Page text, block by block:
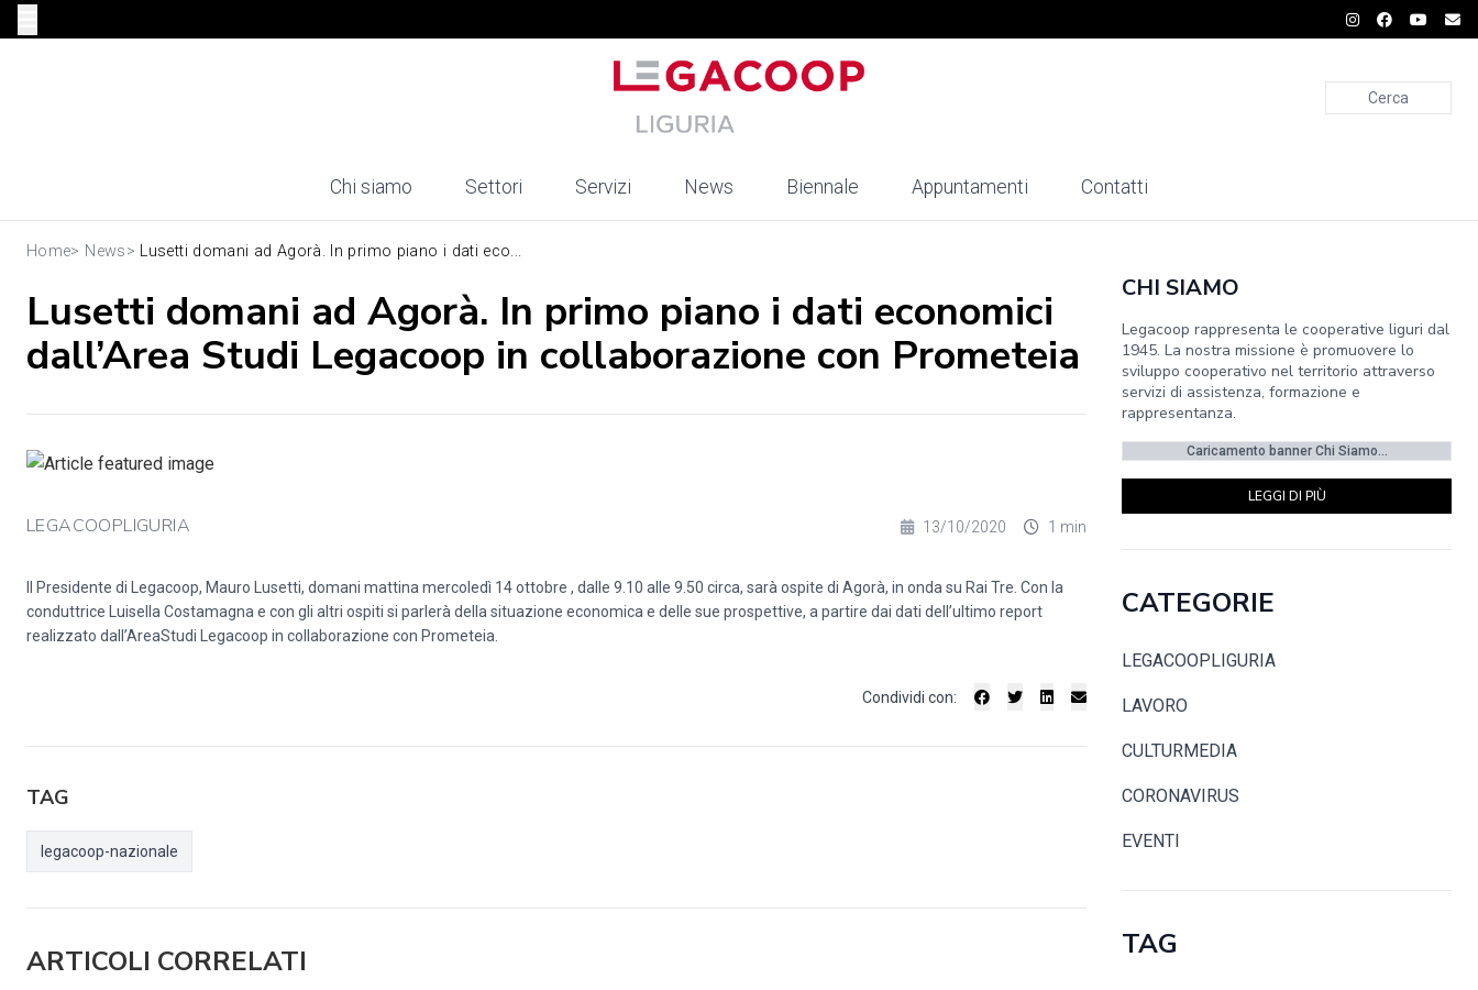
Cerca
Chi siamo Settori Servizi News Biennale Appuntamenti Contatti
Home> News> Lusetti domani ad Agorà. In primo piano i dati eco...
Lusetti domani ad Agorà. In primo piano i dati economici
dall’Area Studi Legacoop in collaborazione con Prometeia
LEGACOOPLIGURIA 13/10/2020 1 min
Il Presidente di Legacoop, Mauro Lusetti, domani mattina mercoledì 14 ottobre , dalle 9.10 alle 9.50 circa, sarà ospite di Agorà, in onda su Rai Tre. Con la
conduttrice Luisella Costamagna e con gli altri ospiti si parlerà della situazione economica e delle sue prospettive, a partire dai dati dell’ultimo report
realizzato dall’AreaStudi Legacoop in collaborazione con Prometeia.
Condividi con:
TAG
legacoop-nazionale
ARTICOLI CORRELATI
CHI SIAMO
Legacoop rappresenta le cooperative liguri dal
1945. La nostra missione è promuovere lo
sviluppo cooperativo nel territorio attraverso
servizi di assistenza, formazione e
rappresentanza.
Caricamento banner Chi Siamo...
LEGGI DI PIÙ
CATEGORIE
LEGACOOPLIGURIA
LAVORO
CULTURMEDIA
CORONAVIRUS
EVENTI
TAG